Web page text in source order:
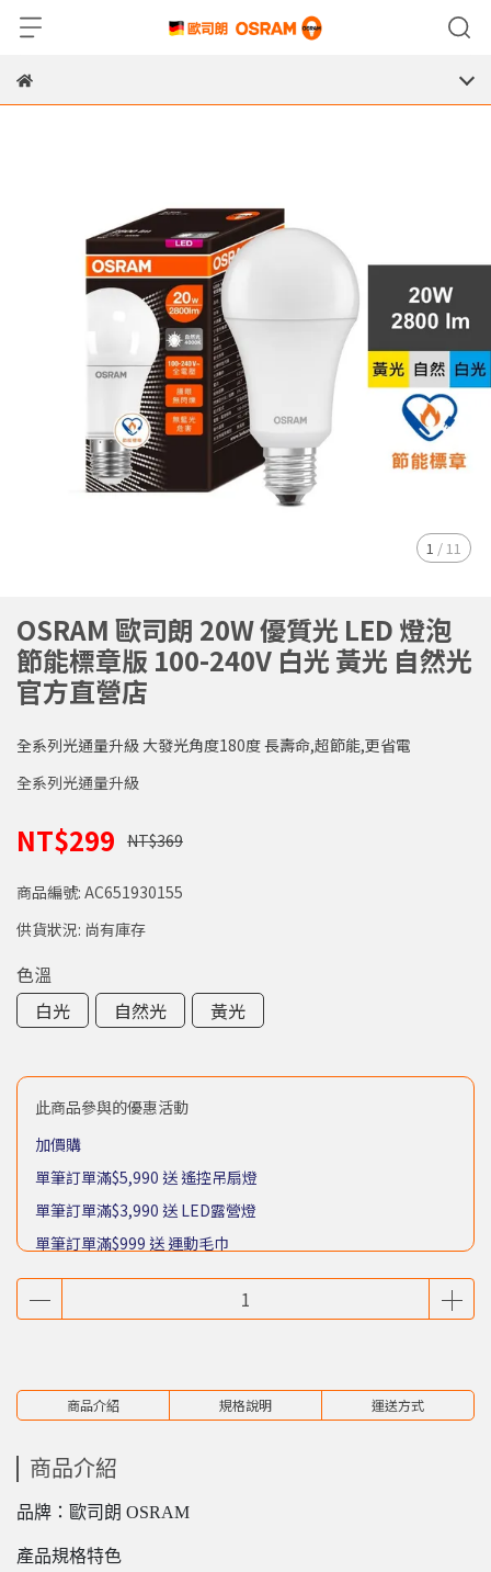
1 / 11
OSRAM 歐司朗 20W 優質光 LED 燈泡
節能標章版 100-240V 白光 黃光 自然光
官方直營店
全系列光通量升級 大發光角度180度 長壽命,超節能,更省電
全系列光通量升級
NT$299 NT$369
商品編號: AC651930155
供貨狀況: 尚有庫存
色溫
白光
自然光 黃光
此商品參與的優惠活動
加價購
單筆訂單滿$5,990 送 遙控吊扇燈
單筆訂單滿$3,990 送 LED露營燈
單筆訂單滿$999 送 運動毛巾
單筆訂單滿$399 送 木漿海綿
商品介紹 規格說明 運送方式
商品介紹
品牌：歐司朗 OSRAM
產品規格特色